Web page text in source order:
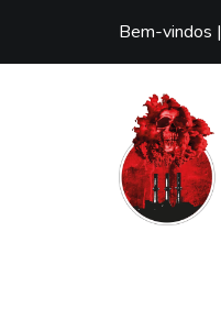
Bem-vindos |